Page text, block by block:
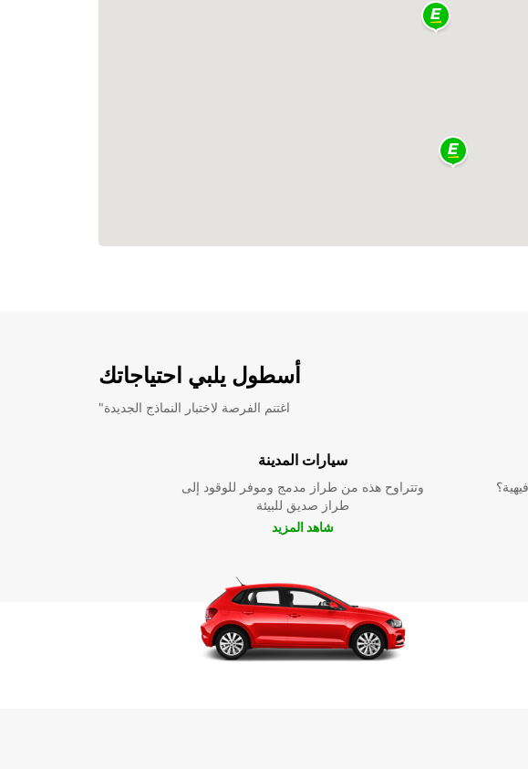
أسطول يلبي احتياجاتك
"اغتنم الفرصة لاختبار النماذج الجديدة
سيارات المدينة
وتتراوح هذه من طراز مدمج وموفر للوقود إلى
طراز صديق للبيئة
شاهد المزيد